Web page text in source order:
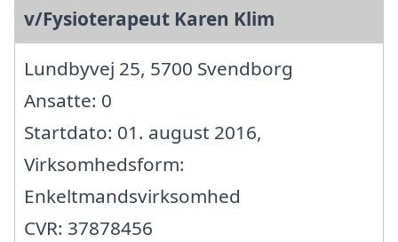
v/Fysioterapeut Karen Klim
Lundbyvej 25, 5700 Svendborg
Ansatte: 0
Startdato: 01. august 2016,
Virksomhedsform:
Enkeltmandsvirksomhed
CVR: 37878456